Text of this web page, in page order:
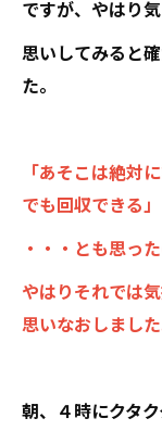
ですが、やはり気
思いしてみると
た。
「あそこは絶対
でも回収できる」
・・・とも思っ
やはりそれでは
思いなおしました
朝、４時にクタ